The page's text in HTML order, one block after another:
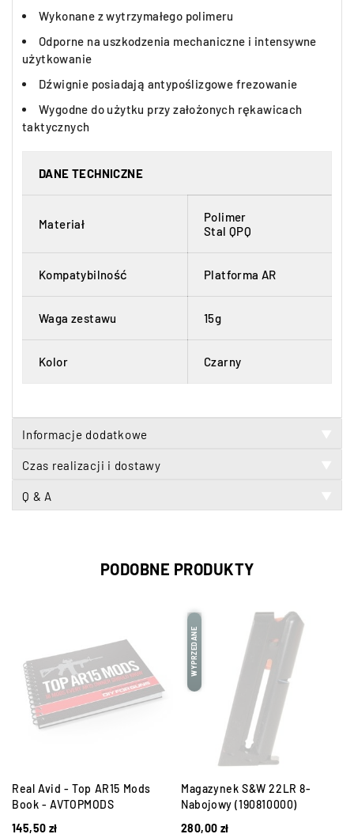
Wykonane z wytrzymałego polimeru
Odporne na uszkodzenia mechaniczne i intensywne
użytkowanie
Dźwignie posiadają antypoślizgowe frezowanie
Wygodne do użytku przy założonych rękawicach
taktycznych
DANE TECHNICZNE
Materiał
Polimer
Stal QPQ
Kompatybilność Platforma AR
Waga zestawu 15g
Kolor Czarny
Informacje dodatkowe
Czas realizacji i dostawy
Q & A
PODOBNE PRODUKTY
Real Avid - Top AR15 Mods
Book - AVTOPMODS
145,50 zł
WYPRZEDANE
Magazynek S&W 22LR 8-
Nabojowy (190810000)
280,00 zł